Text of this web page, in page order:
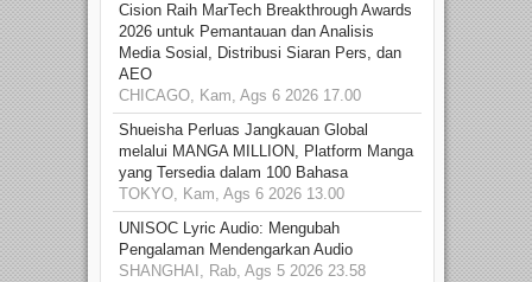
Cision Raih MarTech Breakthrough Awards
2026 untuk Pemantauan dan Analisis
Media Sosial, Distribusi Siaran Pers, dan
AEO
CHICAGO, Kam, Ags 6 2026 17.00
Shueisha Perluas Jangkauan Global
melalui MANGA MILLION, Platform Manga
yang Tersedia dalam 100 Bahasa
TOKYO, Kam, Ags 6 2026 13.00
UNISOC Lyric Audio: Mengubah
Pengalaman Mendengarkan Audio
SHANGHAI, Rab, Ags 5 2026 23.58